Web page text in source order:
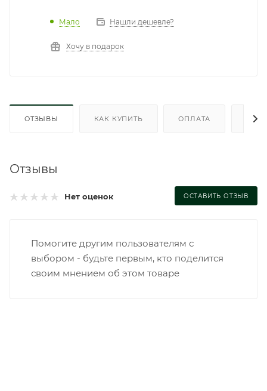
Мало Нашли дешевле?
Хочу в подарок
ОТЗЫВЫ КАК КУПИТЬ ОПЛАТА
Отзывы
Нет оценок ОСТАВИТЬ ОТЗЫВ
Помогите другим пользователям с
выбором - будьте первым, кто поделится
своим мнением об этом товаре